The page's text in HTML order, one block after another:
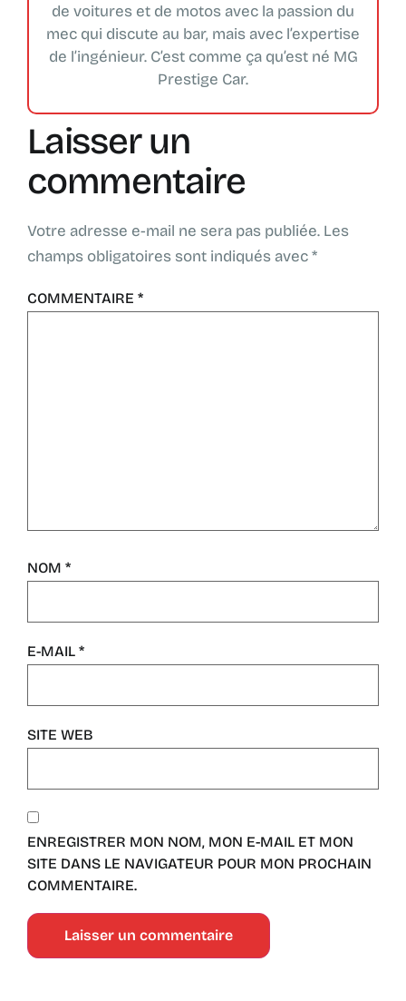
de voitures et de motos avec la passion du
mec qui discute au bar, mais avec l’expertise
de l’ingénieur. C’est comme ça qu’est né MG
Prestige Car.
Laisser un
commentaire
Votre adresse e-mail ne sera pas publiée. Les
champs obligatoires sont indiqués avec*
COMMENTAIRE *
NOM *
E-MAIL *
SITE WEB
ENREGISTRER MON NOM, MON E-MAIL ET MON
SITE DANS LE NAVIGATEUR POUR MON PROCHAIN
COMMENTAIRE.